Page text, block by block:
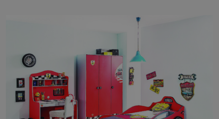
nedokážeme představit. Její příběh je